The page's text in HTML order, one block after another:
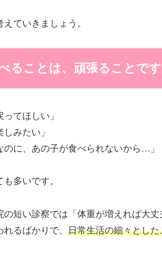
ていきましょう。
ることは、頑張ることで
てほしい」
みたい」
のに、あの子が食べられないから…」
多いです。
の短い診察では「体重が増えれば大
るばかりで、 日常生活の細々とし